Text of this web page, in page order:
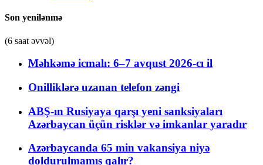
Son yenilənmə
(6 saat əvvəl)
Məhkəmə icmalı: 6–7 avqust 2026-cı il
Onilliklərə uzanan telefon zəngi
ABŞ-ın Rusiyaya qarşı yeni sanksiyaları
Azərbaycan üçün risklər və imkanlar yaradır
Azərbaycanda 65 min vakansiya niyə
doldurulmamış qalır?